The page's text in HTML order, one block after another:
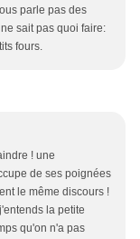
parle pas des
sait pas quoi faire:
fours.
! une
de ses poignées
le même discours !
la petite
qu'on n'a pas